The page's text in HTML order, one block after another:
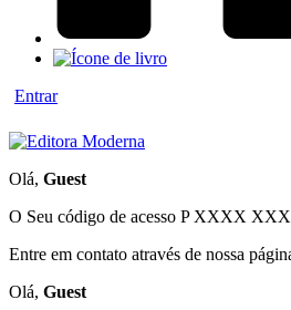
Entrar
Olá, Guest
O Seu código de acesso P XXXX
Entre em contato através de nossa
Olá, Guest